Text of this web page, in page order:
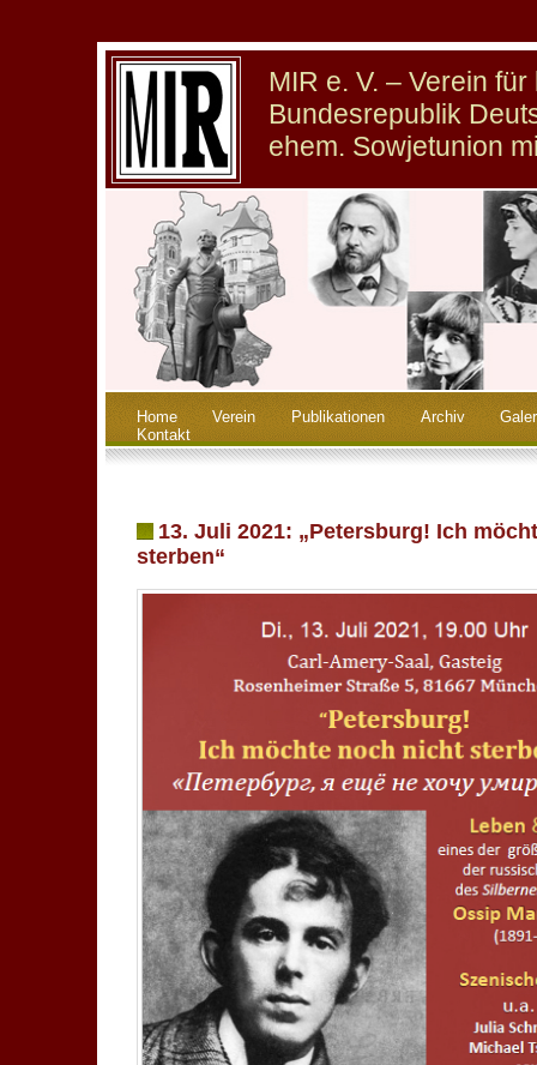
MIR e. V. – Verein
Bundesrepublik
ehem. Sowjetunion
Home Verein Publikationen Archiv
Kontakt
13. Juli 2021: „Petersburg! Ich
sterben“